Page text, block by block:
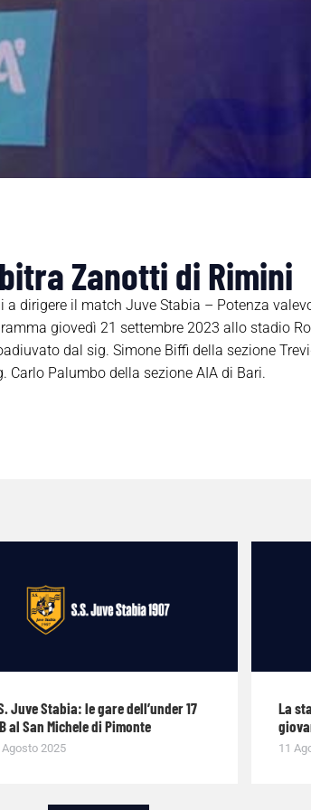
Zanotti di Rimini
dirigere il match Juve Stabia – Potenza
giovedì 21 settembre 2023 allo stadio
dal sig. Simone Biffi della sezione
Carlo Palumbo della sezione AIA di Bari.
Juve Stabia: le gare dell’under 17
al San Michele di Pimonte
Agosto 2025
La
11